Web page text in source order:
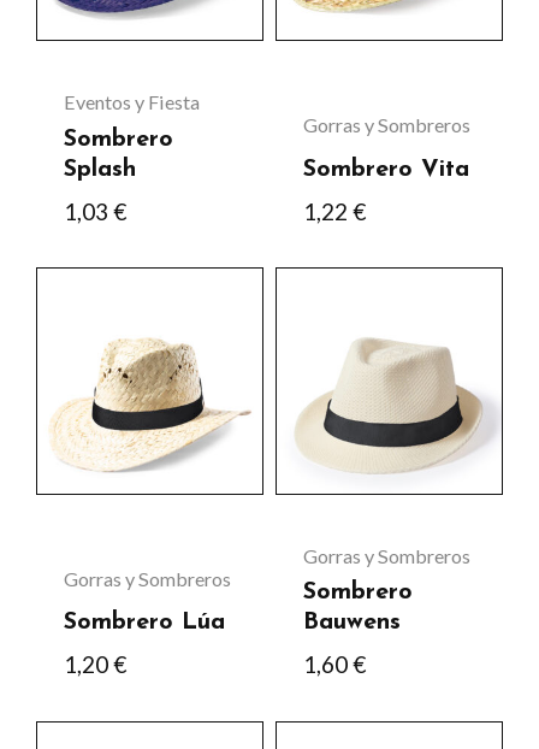
Eventos y Fiesta
Sombrero
Splash
1,03 €
Las
se
pueden
elegir
en
producto
Gorras y Sombreros
Sombrero Vita
1,22 €
Gorras y Sombreros
Sombrero Lúa
1,20€
Gorras y Sombreros
Sombrero
Bauwens
1,60€
tiene
múltiples
variantes.
Las
se
pueden
elegir
en